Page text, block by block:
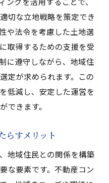
る不動産コンサルの役
定の統合的アプローチ
メントの重要性
ポートの提供方法
デルの構築
動産コンサルティング
切な立地戦略を策定でき
や法令を考慮した土地選
取得するための支援を受
に遵守しながら、地域住
定が求められます。この
低減し、安定した運営を
できます。
らすメリット
地域住民との関係を構築
な要素です。不動産コン